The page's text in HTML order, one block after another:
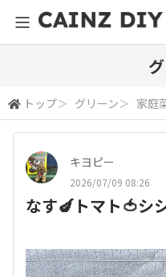
トップ＞ グリーン＞ 家庭
キヨピー
2026/07/09 08:26
なす🍆トマト🍅シ